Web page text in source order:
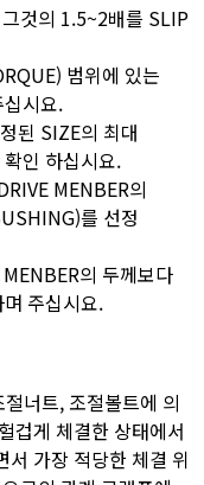
것의 1.5~2배를 SLIP
범위에 있는
시요.
된 SIZE의 최대
인 하십시요.
MENBER의
를 선정
의 두께보다
주십시요.
너트, 조절볼트에 의
겁게 체결한 상태에서
서 가장 적당한 체결 위